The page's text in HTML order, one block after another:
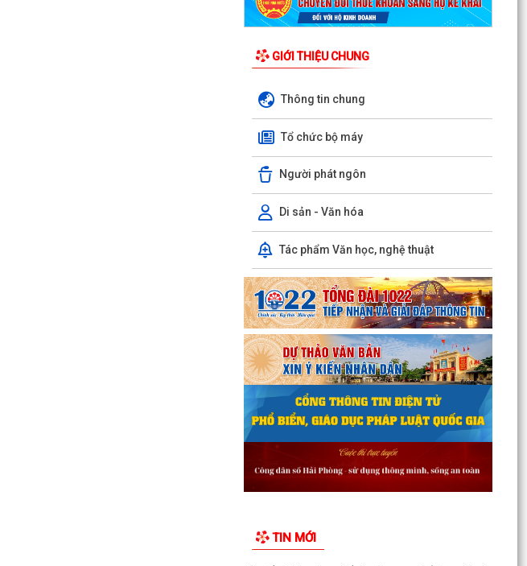
GIỚI THIỆU CHUNG
Thông tin chung
Tổ chức bộ máy
Người phát ngôn
Di sản - Văn hóa
Tác phẩm Văn học, nghệ thuật
TIN MỚI